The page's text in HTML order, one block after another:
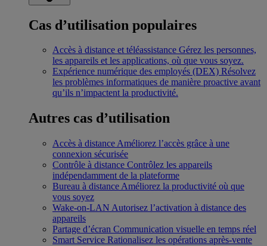
Cas d’utilisation populaires
Accès à distance et téléassistance Gérez les personnes,
les appareils et les applications, où que vous soyez.
Expérience numérique des employés (DEX) Résolvez
les problèmes informatiques de manière proactive avant
qu’ils n’impactent la productivité.
Autres cas d’utilisation
Accès à distance Améliorez l’accès grâce à une
connexion sécurisée
Contrôle à distance Contrôlez les appareils
indépendamment de la plateforme
Bureau à distance Améliorez la productivité où que
vous soyez
Wake-on-LAN Autorisez l’activation à distance des
appareils
Partage d’écran Communication visuelle en temps réel
Smart Service Rationalisez les opérations après-vente